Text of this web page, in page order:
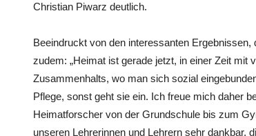
Christian Piwarz deutlich.
Beeindruckt von den interessanten
zudem: „Heimat ist gerade jetzt, in einer Zeit mit
Zusammenhalts, wo man sich sozial
Pflege, sonst geht sie ein. Ich freue mich daher
Heimatforscher von der Grundschule bis zum
unseren Lehrerinnen und Lehrern sehr dankbar,